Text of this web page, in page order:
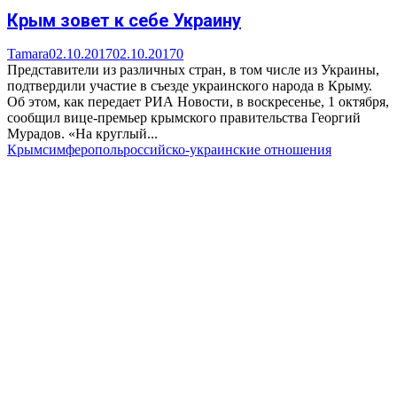
Крым зовет к себе Украину
Tamara02.10.201702.10.20170
Представители из различных стран, в том числе из Украины,
подтвердили участие в съезде украинского народа в Крыму.
Об этом, как передает РИА Новости, в воскресенье, 1 октября,
сообщил вице-премьер крымского правительства Георгий
Мурадов. «На круглый...
Крымсимферопольроссийско-украинские отношения